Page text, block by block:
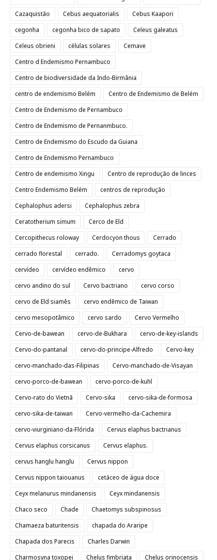
Cazaquistão
Cebus aequatorialis
Cebus Kaapori
cegonha
cegonha bico de sapato
Celeus galeatus
Celeus obrieni
células solares
Cemave
Centro d Endemismo Pernambuco
Centro de biodiversidade da Indo-Birmânia
centro de endemismo Belém
Centro de Endemismo de Belém
Centro de Endemismo de Pernambuco
Centro de Endemismo de Pernanmbuco.
Centro de Endemismo do Escudo da Guiana
Centro de Endemismo Pernambuco
Centro de endemismo Xingu
Centro de reprodução de linces
Centro Endemismo Belém
centros de reprodução
Cephalophus adersi
Cephalophus zebra
Ceratotherium simum
Cerco de Eld
Cercopithecus roloway
Cerdocyon thous
Cerrado
cerrado florestal
cerrado.
Cerradomys goytaca
cervídeo
cervídeo endêmico
cervo
cervo andino do sul
Cervo bactriano
cervo corso
cervo de Eld siamês
cervo endêmico de Taiwan
cervo mesopotâmico
cervo sardo
Cervo Vermelho
Cervo-de-bawean
cervo-de-Bukhara
cervo-de-key-islands
Cervo-do-pantanal
cervo-do-principe-Alfredo
Cervo-key
cervo-manchado-das-Filipinas
Cervo-manchado-de-Visayan
cervo-porco-de-bawean
cervo-porco-de-kuhl
Cervo-rato do Vietnã
Cervo-sika
cervo-sika-de-formosa
cervo-sika-de-taiwan
Cervo-vermelho-da-Cachemira
cervo-viurginiano-da-Flórida
Cervus elaphus bactrianus
Cervus elaphus corsicanus
Cervus elaphus.
cervus hanglu hanglu
Cervus nippon
Cervus nippon taiouanus
cetáceo de água doce
Ceyx melanurus mindanensis
Ceyx mindanensis
Chaco seco
Chade
Chaetomys subspinosus
Chamaeza baturitensis
chapada do Araripe
Chapada dos Parecis
Charles Darwin
Charmosyna toxopei
Chelus fimbriata
Chelus orinocensis